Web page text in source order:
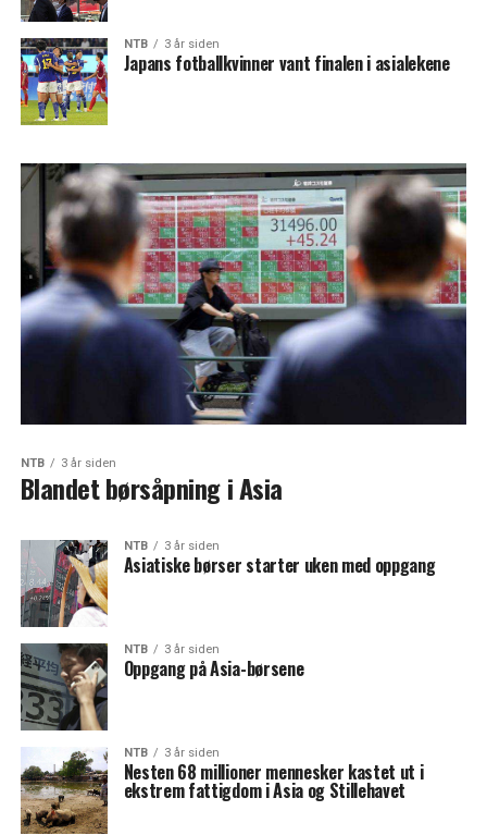
NTB 3 år siden
Japans fotballkvinner vant finalen i asialekene
NTB 3 år siden
Blandet børsåpning i Asia
NTB 3 år siden
Asiatiske børser starter uken med oppgang
NTB 3 år siden
Oppgang på Asia-børsene
NTB 3 år siden
Nesten 68 millioner mennesker kastet ut i
ekstrem fattigdom i Asia og Stillehavet